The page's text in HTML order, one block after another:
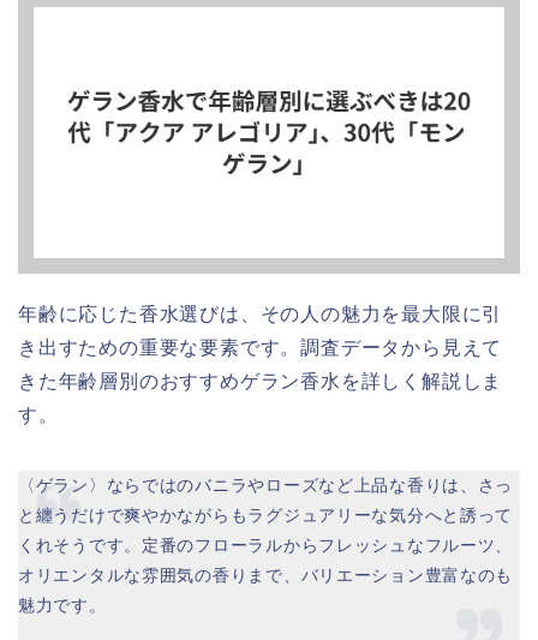
年齢に応じた香水選びは、その人の魅力を最大限に引
き出すための重要な要素です。調査データから見えて
きた年齢層別のおすすめゲラン香水を詳しく解説しま
す。
〈ゲラン〉ならではのバニラやローズなど上品な香りは、さっ
と纏うだけで爽やかながらもラグジュアリーな気分へと誘って
くれそうです。定番のフローラルからフレッシュなフルーツ、
オリエンタルな雰囲気の香りまで、バリエーション豊富なのも
魅力です。